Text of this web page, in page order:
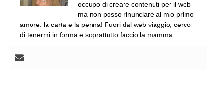
occupo di creare contenuti per il web
ma non posso rinunciare al mio primo
amore: la carta e la penna! Fuori dal web viaggio, cerco
di tenermi in forma e soprattutto faccio la mamma.